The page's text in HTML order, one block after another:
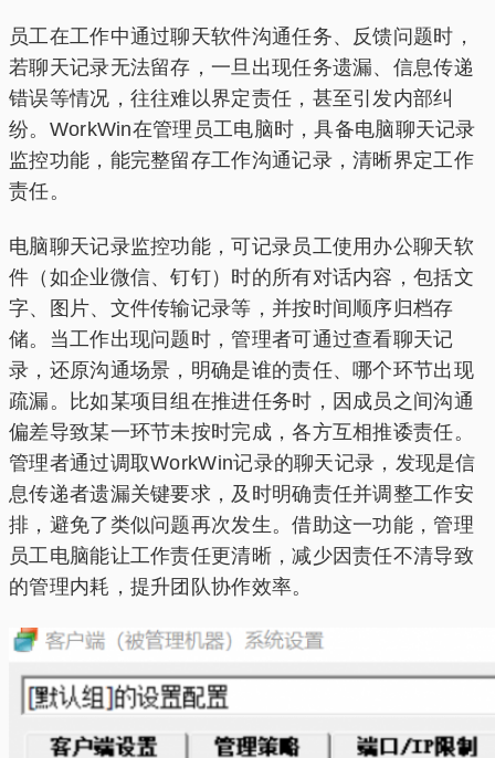
员工在工作中通过聊天软件沟通任务、反馈问题时，
若聊天记录无法留存，一旦出现任务遗漏、信息传递
错误等情况，往往难以界定责任，甚至引发内部纠
纷。WorkWin在管理员工电脑时，具备电脑聊天记录
监控功能，能完整留存工作沟通记录，清晰界定工作
责任。
电脑聊天记录监控功能，可记录员工使用办公聊天软
件（如企业微信、钉钉）时的所有对话内容，包括文
字、图片、文件传输记录等，并按时间顺序归档存
储。当工作出现问题时，管理者可通过查看聊天记
录，还原沟通场景，明确是谁的责任、哪个环节出现
疏漏。比如某项目组在推进任务时，因成员之间沟通
偏差导致某一环节未按时完成，各方互相推诿责任。
管理者通过调取WorkWin记录的聊天记录，发现是信
息传递者遗漏关键要求，及时明确责任并调整工作安
排，避免了类似问题再次发生。借助这一功能，管理
员工电脑能让工作责任更清晰，减少因责任不清导致
的管理内耗，提升团队协作效率。